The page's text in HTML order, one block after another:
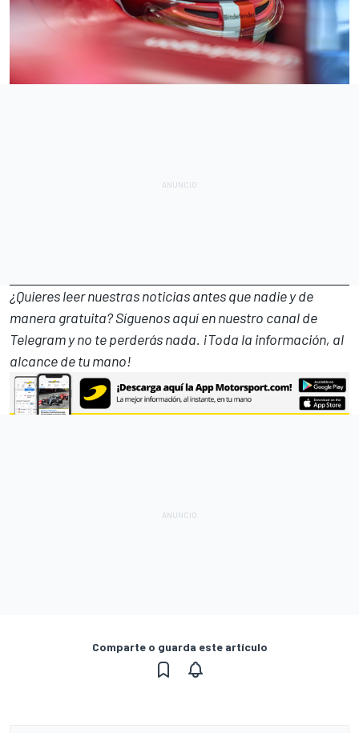
¿Quieres leer nuestras noticias antes que nadie y de
manera gratuita? Síguenosaquí en nuestro canal de
Telegramy no te perderás nada. ¡Toda la información, al
alcance de tu mano!
Comparte o guarda este artículo